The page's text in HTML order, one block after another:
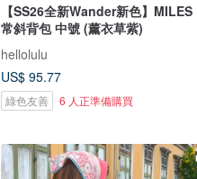
【SS26全新Wander新色】MILES
常斜背包 中號 (薰衣草紫)
hellolulu
US$ 95.77
綠色友善 6 人正準備購買